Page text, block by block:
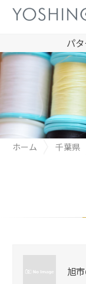
パ
ホーム 千葉県
旭